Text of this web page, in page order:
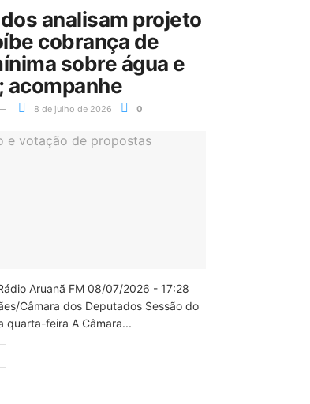
analisam projeto
cobrança de
sobre água e
acompanhe
8 de julho de 2026 0
Aruanã FM 08/07/2026 - 17:28
Câmara dos Deputados Sessão do
quarta-feira A Câmara...